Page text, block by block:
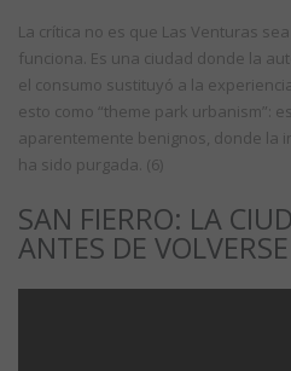
La crítica no es que Las Venturas
funciona. Es una ciudad donde la
el consumo sustituyó a la
esto como “theme park urbanism”:
aparentemente benignos, donde la
ha sido purgada. (6)
SAN FIERRO: LA
ANTES DE